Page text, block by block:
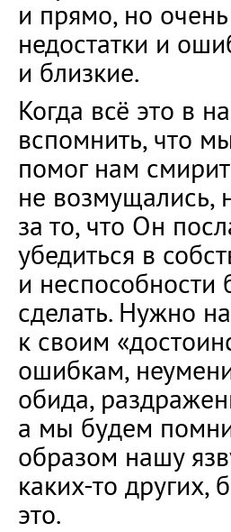
и прямо, но
недостатки и
и близкие.
Когда всё это в
вспомнить, что
помог нам
не возмущались,
за то, что Он
убедиться в
и
сделать. Нужно
к своим
ошибкам,
обида,
а мы будем
образом нашу
каких-то других,
это.